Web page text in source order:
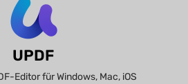
UPDF
Editor für Windows, Mac, iOS